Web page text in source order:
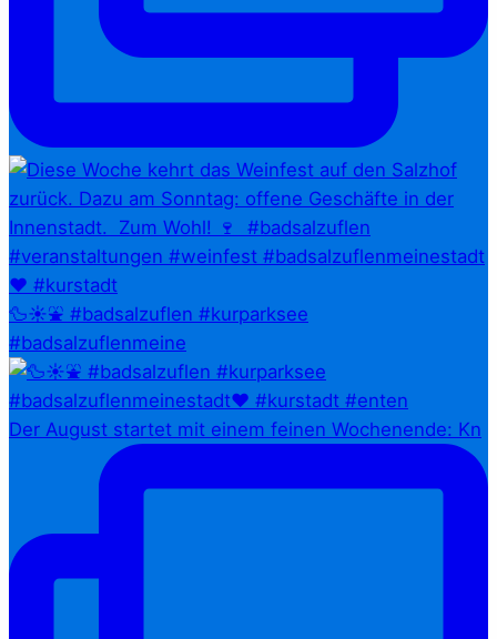
🦆☀️⛲ #badsalzuflen #kurparksee
#badsalzuflenmeine
Der August startet mit einem feinen Wochenende: Kn